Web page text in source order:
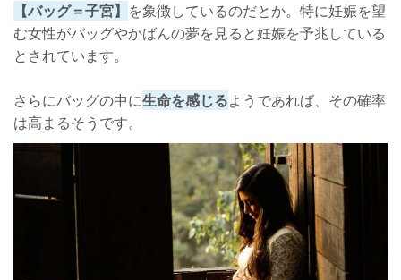
【バッグ＝子宮】 を象徴しているのだとか。特に妊娠を望
む女性がバッグやかばんの夢を見ると妊娠を予兆している
とされています。
さらにバッグの中に生命を感じるようであれば、その確率
は高まるそうです。